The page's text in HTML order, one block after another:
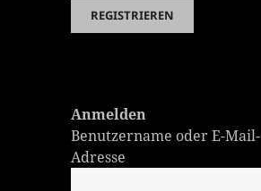
Anmelden
Benutzername oder E-Mail-
Adresse